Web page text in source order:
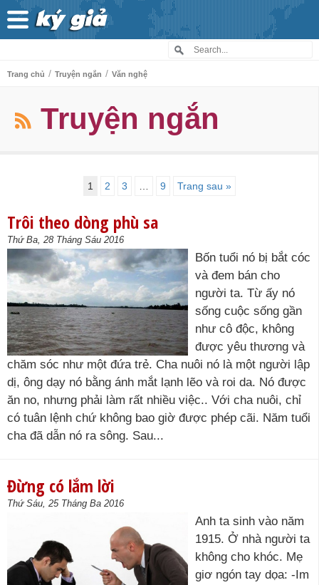
Trang chủ / Truyện ngắn / Văn nghệ
Truyện ngắn
1 2 3 9 Trang sau »
Trôi theo dòng phù sa
Thứ Ba, 28 Tháng Sáu 2016
Bốn tuổi nó bị bắt cóc
và đem bán cho
người ta. Từ ấy nó
sống cuộc sống gần
như cô độc, không
được yêu thương và
chăm sóc như một đứa trẻ. Cha nuôi nó là một người lập
dị, ông dạy nó bằng ánh mắt lạnh lẽo và roi da. Nó được
ăn no, nhưng phải làm rất nhiều việc.. Với cha nuôi, chỉ
có tuân lệnh chứ không bao giờ được phép cãi. Năm tuổi
cha đã dẫn nó ra sông. Sau...
Đừng có lắm lời
Thứ Sáu, 25 Tháng Ba 2016
Anh ta sinh vào năm
1915. Ở nhà người ta
không cho khóc. Mẹ
giơ ngón tay dọa: -Im